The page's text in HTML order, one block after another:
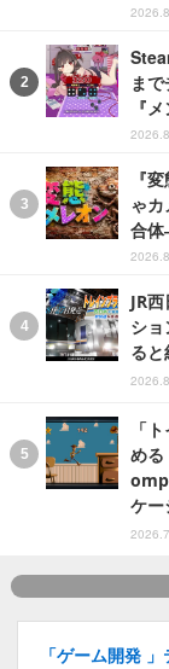
ま
『
『
ゃカ
合体
JR
シ
ると
「
め
ケー
「ゲーム開発